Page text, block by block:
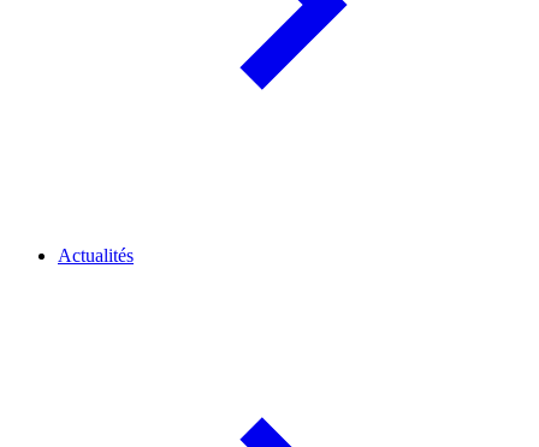
Actualités